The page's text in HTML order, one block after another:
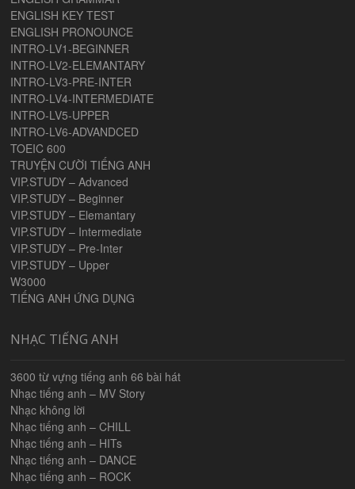
ENGLISH KEY TEST
ENGLISH PRONOUNCE
INTRO-LV1-BEGINNER
INTRO-LV2-ELEMANTARY
INTRO-LV3-PRE-INTER
INTRO-LV4-INTERMEDIATE
INTRO-LV5-UPPER
INTRO-LV6-ADVANDCED
TOEIC 600
TRUYỆN CƯỜI TIẾNG ANH
VIP.STUDY – Advanced
VIP.STUDY – Beginner
VIP.STUDY – Elemantary
VIP.STUDY – Intermediate
VIP.STUDY – Pre-Inter
VIP.STUDY – Upper
W3000
TIẾNG ANH ỨNG DỤNG
NHẠC TIẾNG ANH
3600 từ vựng tiếng anh 66 bài hát
Nhạc tiếng anh – MV Story
Nhạc không lời
Nhạc tiếng anh – CHILL
Nhạc tiếng anh – HITs
Nhạc tiếng anh – DANCE
Nhạc tiếng anh – ROCK